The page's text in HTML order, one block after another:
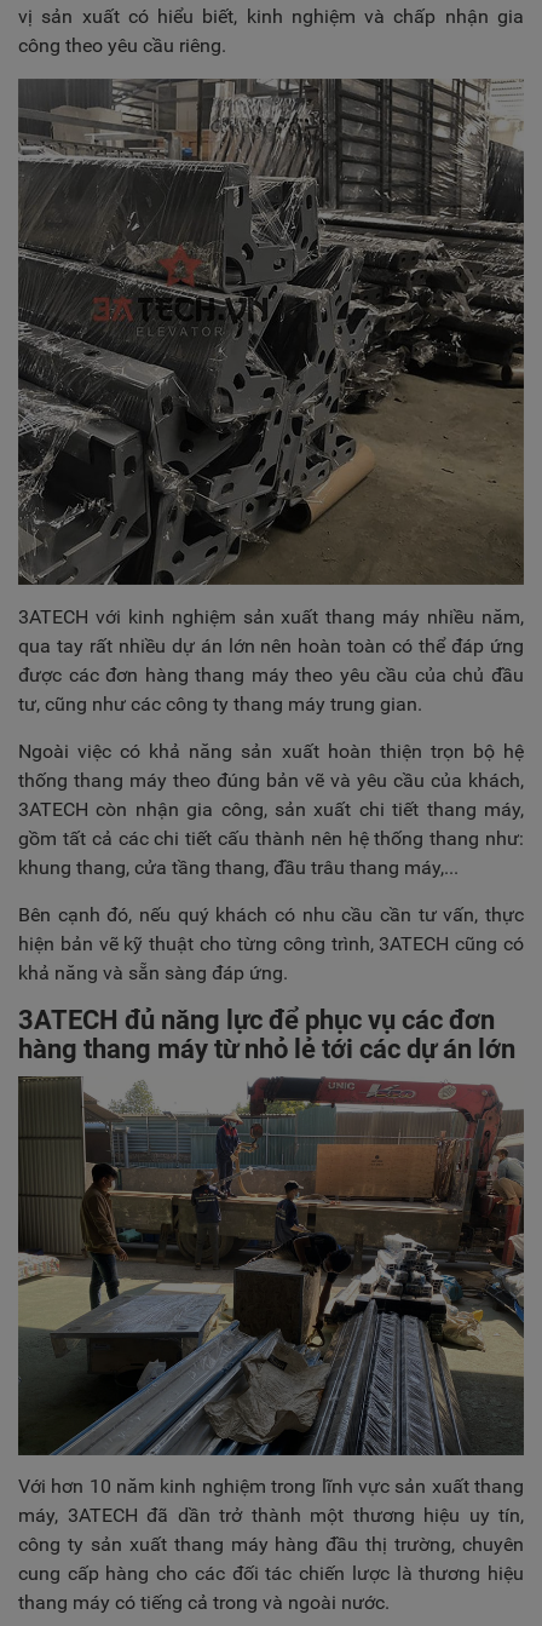
vị sản xuất có hiểu biết, kinh nghiệm và chấp nhận gia
công theo yêu cầu riêng.
3ATECH với kinh nghiệm sản xuất thang máy nhiều năm,
qua tay rất nhiều dự án lớn nên hoàn toàn có thể đáp ứng
được các đơn hàng thang máy theo yêu cầu của chủ đầu
tư, cũng như các công ty thang máy trung gian.
Ngoài việc có khả năng sản xuất hoàn thiện trọn bộ hệ
thống thang máy theo đúng bản vẽ và yêu cầu của khách,
3ATECH còn nhận gia công, sản xuất chi tiết thang máy,
gồm tất cả các chi tiết cấu thành nên hệ thống thang như:
khung thang, cửa tầng thang, đầu trâu thang máy,...
Bên cạnh đó, nếu quý khách có nhu cầu cần tư vấn, thực
hiện bản vẽ kỹ thuật cho từng công trình, 3ATECH cũng có
khả năng và sẵn sàng đáp ứng.
3ATECH đủ năng lực để phục vụ các đơn
hàng thang máy từ nhỏ lẻ tới các dự án lớn
Với hơn 10 năm kinh nghiệm trong lĩnh vực sản xuất thang
máy, 3ATECH đã dần trở thành một thương hiệu uy tín,
công ty sản xuất thang máy hàng đầu thị trường, chuyên
cung cấp hàng cho các đối tác chiến lược là thương hiệu
thang máy có tiếng cả trong và ngoài nước.